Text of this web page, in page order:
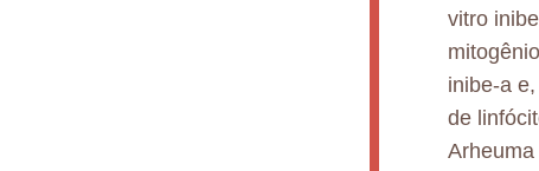
vitro
inibe-a
de